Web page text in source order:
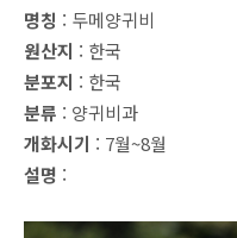
명칭 : 두메양귀비
원산지 : 한국
분포지 : 한국
분류 : 양귀비과
개화시기 : 7월~8월
설명 :